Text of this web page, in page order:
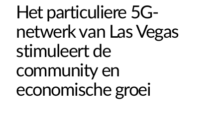
Het particuliere 5G-
netwerk van Las Vegas
stimuleert de
community en
economische groei